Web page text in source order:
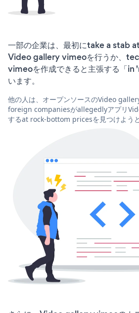
一部の企業は、最初にtake a stab
Video gallery vimeoを行うか、
vimeoを作成できると主張する「in
います。
他の人は、オープンソースのVideo
foreign companiesがallegedlyアプリ
するat rock-bottom pricesを見つけようと